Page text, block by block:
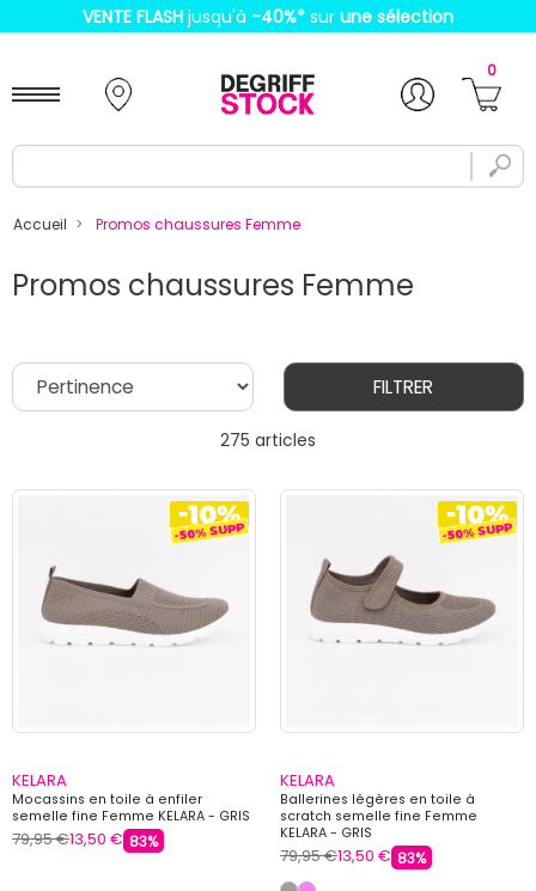
VENTE FLASH jusqu'à -40%* sur une sélection
0
Accueil Promos chaussures Femme
Promos chaussures Femme
275 articles
FILTRER
KELARA
Mocassins en toile à enfiler
semelle fine Femme KELARA - GRIS
79,95 €13,50 € 83%
KELARA
Ballerines légères en toile à
scratch semelle fine Femme
KELARA - GRIS
79,95 €13,50 € 83%